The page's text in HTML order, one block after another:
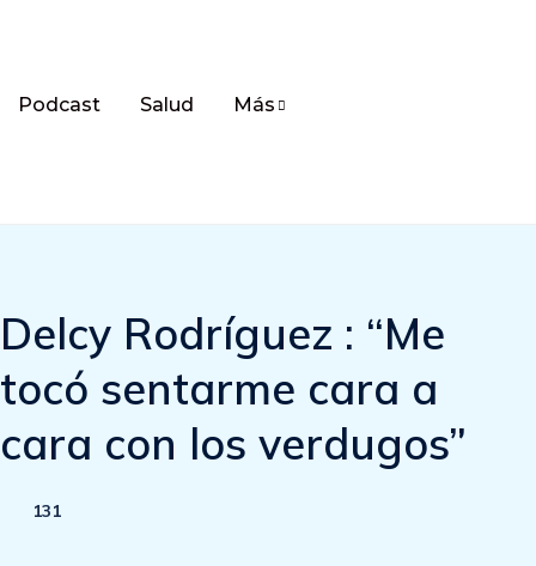
Podcast Salud Más
Delcy Rodríguez : “Me
tocó sentarme cara a
cara con los verdugos”
131